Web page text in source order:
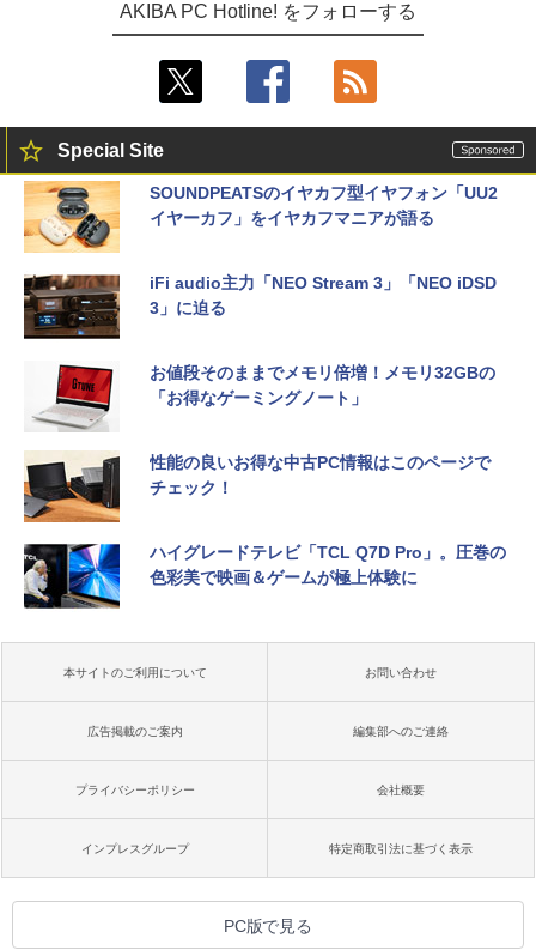
AKIBA PC Hotline! をフォローする
Special Site
SOUNDPEATSのイヤカフ型イヤフォン「UU2
イヤーカフ」をイヤカフマニアが語る
iFi audio主力「NEO Stream 3」「NEO iDSD
3」に迫る
お値段そのままでメモリ倍増！メモリ32GBの
「お得なゲーミングノート」
性能の良いお得な中古PC情報はこのページで
チェック！
ハイグレードテレビ「TCL Q7D Pro」。圧巻の
色彩美で映画＆ゲームが極上体験に
本サイトのご利用について お問い合わせ
広告掲載のご案内 編集部へのご連絡
プライバシーポリシー 会社概要
インプレスグループ 特定商取引法に基づく表示
PC版で見る